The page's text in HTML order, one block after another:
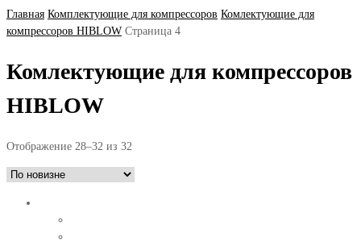
Главная Комплектующие для компрессоров Комлектующие для
компрессоров HIBLOW Страница 4
Комлектующие для компрессоров
HIBLOW
Отображение 28–32 из 32